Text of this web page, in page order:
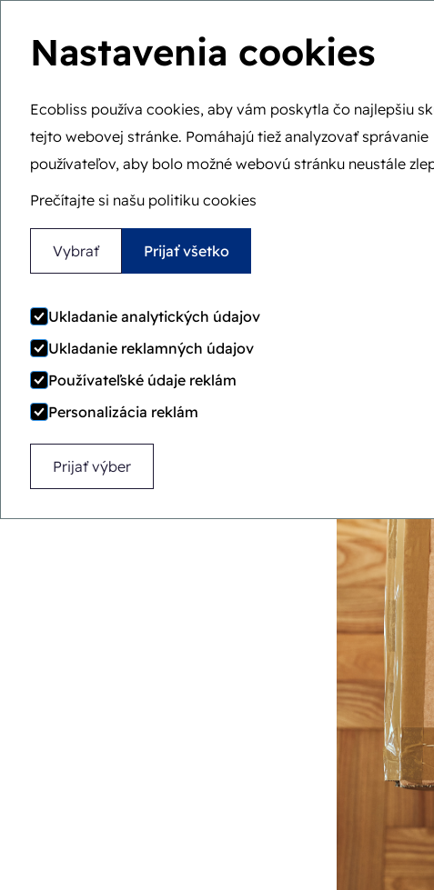
Nastavenia cookies
Ecobliss používa cookies, aby vám poskytla čo najlepšiu
tejto webovej stránke. Pomáhajú tiež analyzovať správanie
používateľov, aby bolo možné webovú stránku neustále
Prečítajte si našu politiku cookies
Vybrať Prijať všetko
Ukladanie analytických údajov
Ukladanie reklamných údajov
Používateľské údaje reklám
Personalizácia reklám
Prijať výber
Wallet
Ste tu: Domov > Blog > Rozbalenie podstaty: kľúčová úloha
úloha